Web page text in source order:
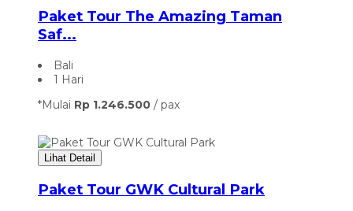
Paket Tour The Amazing Taman
Saf...
Bali
1 Hari
*Mulai Rp 1.246.500 / pax
Lihat Detail
Paket Tour GWK Cultural Park